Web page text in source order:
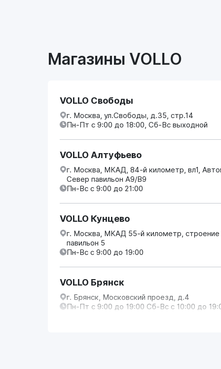
Магазины VOLLO
VOLLO Свободы
г. Москва, ул.Свободы, д.35, стр.14
Пн-Пт с 9:00 до 18:00, Сб-Вс выходной
VOLLO Алтуфьево
г. Москва, МКАД, 84-й километр, вл1,
Север павильон А9/В9
Пн-Вс с 9:00 до 21:00
VOLLO Кунцево
г. Москва, МКАД 55-й километр, строение
павильон 5
Пн-Вс с 9:00 до 19:00
VOLLO Брянск
г. Брянск, Московский проезд, д.4
Пн-Пт с 9:00 до 19:00 Сб-Вс с 10:00 до